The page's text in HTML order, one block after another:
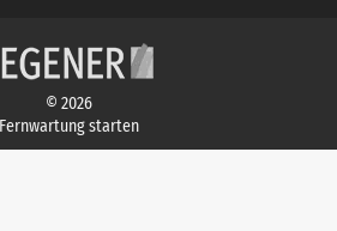
© 2026
Fernwartung starten